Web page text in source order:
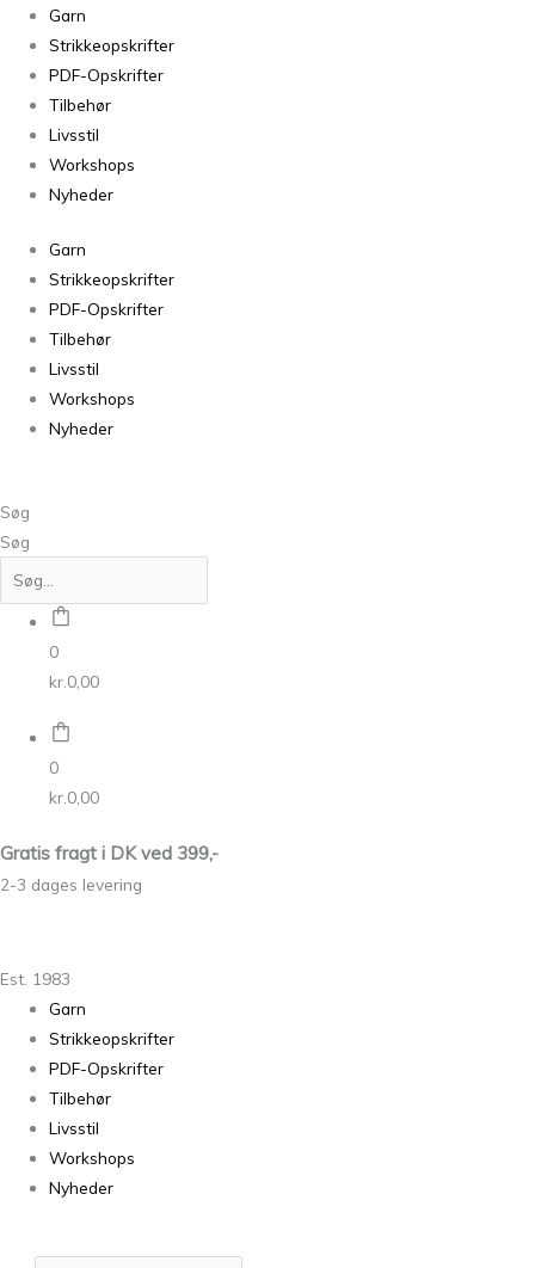
Garn
Strikkeopskrifter
PDF-Opskrifter
Tilbehør
Livsstil
Workshops
Nyheder
Garn
Strikkeopskrifter
PDF-Opskrifter
Tilbehør
Livsstil
Workshops
Nyheder
Søg
Søg
0
kr. 0,00
0
kr. 0,00
Gratis fragt i DK ved 399,-
2-3 dages levering
Est. 1983
Garn
Strikkeopskrifter
PDF-Opskrifter
Tilbehør
Livsstil
Workshops
Nyheder